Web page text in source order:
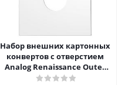
Набор внешних картонных
конвертов с отверстием
Analog Renaissance Оuter
Carton Jacket, 10шт, AR-